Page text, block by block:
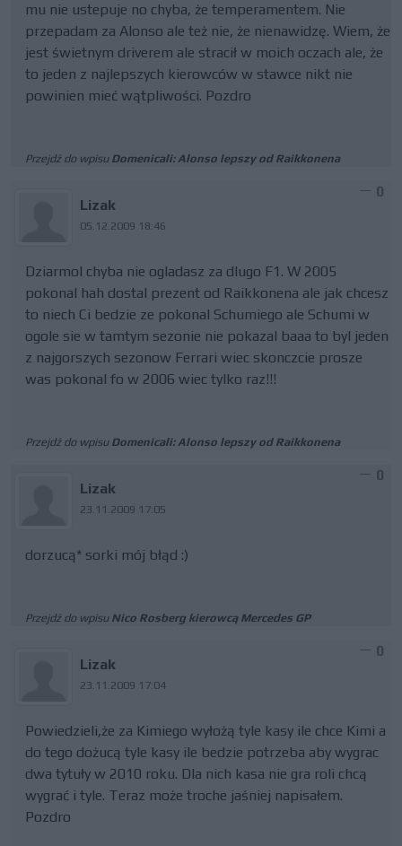
mu nie ustepuje no chyba, że temperamentem. Nie
przepadam za Alonso ale też nie, że nienawidzę. Wiem, że
jest świetnym driverem ale stracił w moich oczach ale, że
to jeden z najlepszych kierowców w stawce nikt nie
powinien mieć wątpliwości. Pozdro
Przejdź do wpisu Domenicali: Alonso lepszy od Raikkonena
Lizak
05.12.2009 18:46
0
Dziarmol chyba nie ogladasz za dlugo F1. W 2005
pokonal hah dostal prezent od Raikkonena ale jak chcesz
to niech Ci bedzie ze pokonal Schumiego ale Schumi w
ogole sie w tamtym sezonie nie pokazal baaa to byl jeden
z najgorszych sezonow Ferrari wiec skonczcie prosze
was pokonal fo w 2006 wiec tylko raz!!!
Przejdź do wpisu Domenicali: Alonso lepszy od Raikkonena
Lizak
23.11.2009 17:05
0
dorzucą* sorki mój błąd :)
Przejdź do wpisu Nico Rosberg kierowcą Mercedes GP
Lizak
23.11.2009 17:04
0
Powiedzieli,że za Kimiego wyłożą tyle kasy ile chce Kimi a
do tego dożucą tyle kasy ile bedzie potrzeba aby wygrac
dwa tytuły w 2010 roku. Dla nich kasa nie gra roli chcą
wygrać i tyle. Teraz może troche jaśniej napisałem.
Pozdro